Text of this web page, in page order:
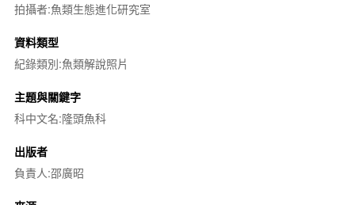
拍攝者:魚類生態進化研究室
資料類型
紀錄類別:魚類解說照片
主題與關鍵字
科中文名:隆頭魚科
出版者
負責人:邵廣昭